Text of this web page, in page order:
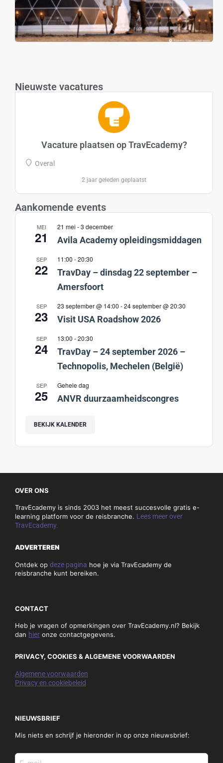
Nieuwste vacatures
Vacature plaatsen op TravEcademy?
Overal
2 jaar geleden geplaatst
Aankomende events
MEI
21
21 mei -3 december
Avila Academy opleidingsmiddagen
SEP
22
11:00 -20:30
TravDay – dinsdag 22 september –
Amersfoort
SEP
23
23 september @ 14:00 -24 september @ 20:30
Visit USA Roadshow 2026
SEP
24
13:00 -20:30
TravDay – 24 september 2026 –
Technopolis, Mechelen (België)
SEP
25
Gehele dag
ANVR duurzaamheidscongres
BEKIJK KALENDER
OVER ONS
TravEcademy is sinds 2003 het meest succesvolle gratis e-
learning platform voor de reisbranche. Lees meer over
TravEcademy.
ADVERTEREN
Ontdek op deze pagina hoe je via TravEcademy de
reisbranche kunt bereiken.
CONTACT
Heb je vragen of opmerkingen over TravEcademy.nl? Bekijk
dan hier onze contactgegevens.
PRIVACY, COOKIES & ALGEMENE VOORWAARDEN
Algemene voorwaarden
Privacy en cookiebeleid
NIEUWSBRIEF
Mis niets en schrijf je hieronder in op onze nieuwsbrief:
E-